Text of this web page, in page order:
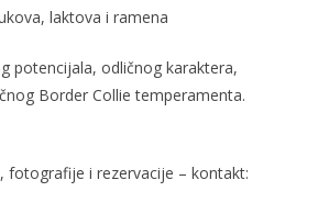
laktova i ramena
potencijala, odličnog karaktera,
Border Collie temperamenta.
fotografije i rezervacije – kontakt: